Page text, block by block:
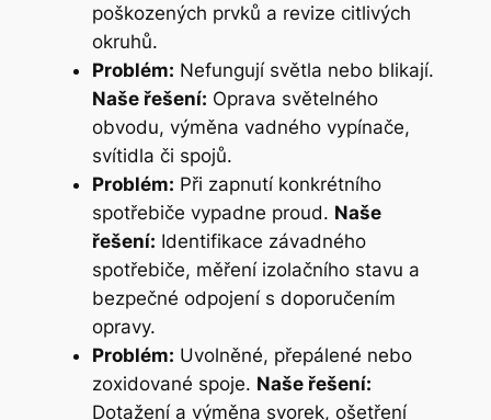
poškozených prvků a revize citlivých
okruhů.
Problém: Nefungují světla nebo blikají.
Naše řešení: Oprava světelného
obvodu, výměna vadného vypínače,
svítidla či spojů.
Problém: Při zapnutí konkrétního
spotřebiče vypadne proud. Naše
řešení: Identifikace závadného
spotřebiče, měření izolačního stavu a
bezpečné odpojení s doporučením
opravy.
Problém: Uvolněné, přepálené nebo
zoxidované spoje. Naše řešení:
Dotažení a výměna svorek, ošetření